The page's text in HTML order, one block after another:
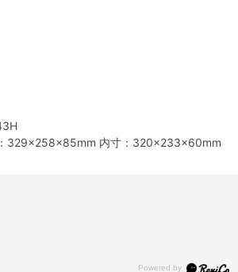
329×258×85mm 内寸：320×233×60mm